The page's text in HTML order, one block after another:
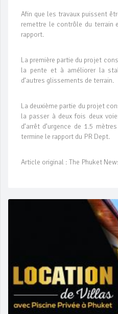
Afin que les travaux puissent
remettre le contrôle du terrain
rapport.
La première partie du projet
la pente et à améliorer la
d’autres glissements de terrain.
La deuxième partie du projet
la passer à deux fois deux
d’arrêt d’urgence de 1.5
termine le rapport du PR Dept.
Article original : The Phuket